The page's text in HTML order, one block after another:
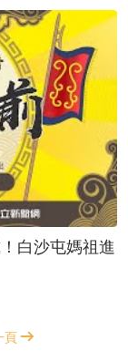
白沙屯媽祖進
頁